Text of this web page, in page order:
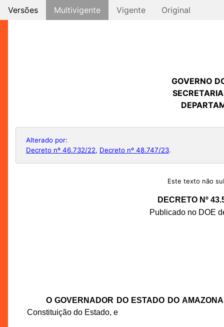
Versões Multivigente Vigente Original
GOVERNO
Alterado por:
Decreto nº 46.732/22, Decreto nº 48.747/23.
Este texto não
DECRETO Nº
Publicado no DOE
O GOVERNADOR DO ESTADO DO
Constituição do Estado, e